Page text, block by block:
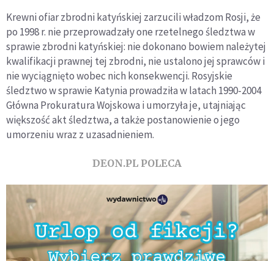
Krewni ofiar zbrodni katyńskiej zarzucili władzom Rosji, że
po 1998 r. nie przeprowadzały one rzetelnego śledztwa w
sprawie zbrodni katyńskiej: nie dokonano bowiem należytej
kwalifikacji prawnej tej zbrodni, nie ustalono jej sprawców i
nie wyciągnięto wobec nich konsekwencji. Rosyjskie
śledztwo w sprawie Katynia prowadziła w latach 1990-2004
Główna Prokuratura Wojskowa i umorzyła je, utajniając
większość akt śledztwa, a także postanowienie o jego
umorzeniu wraz z uzasadnieniem.
DEON.PL POLECA